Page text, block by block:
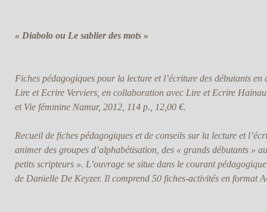
« Diabolo ou Le sablier des mots »
Fiches pédagogiques pour la lecture et l’écriture des débutants en
Lire et Ecrire Verviers, en collaboration avec Lire et Ecrire
et Vie féminine Namur, 2012, 114 p., 12,00 €.
Recueil de fiches pédagogiques et de conseils sur la lecture et
animer des groupes d’alphabétisation, des « grands débutants »
petits scripteurs ». L’ouvrage se situe dans le courant
de Danielle De Keyzer. Il comprend 50 fiches-activités en format